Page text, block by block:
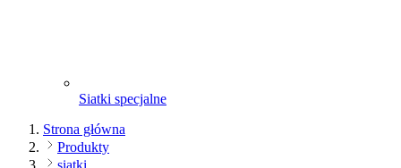
Siatki specjalne
Strona główna
Produkty
siatki